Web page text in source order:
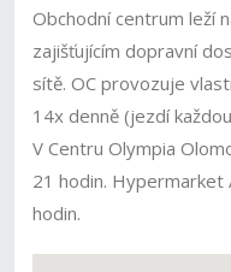
Obchodní centrum leží
zajišťujícím dopravní
sítě. OC provozuje
14x denně (jezdí
V Centru Olympia
21 hodin.
hodin.